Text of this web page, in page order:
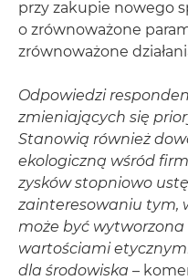
przy zakupie nowego
o zrównoważone
zrównoważone
Odpowiedzi
zmieniających się
Stanowią również
ekologiczną wśród
zysków stopniowo
zainteresowaniu tym,
może być
wartościami
dla środowiska –